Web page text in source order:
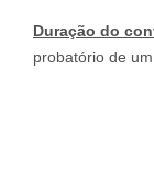
Duração do
probatório de